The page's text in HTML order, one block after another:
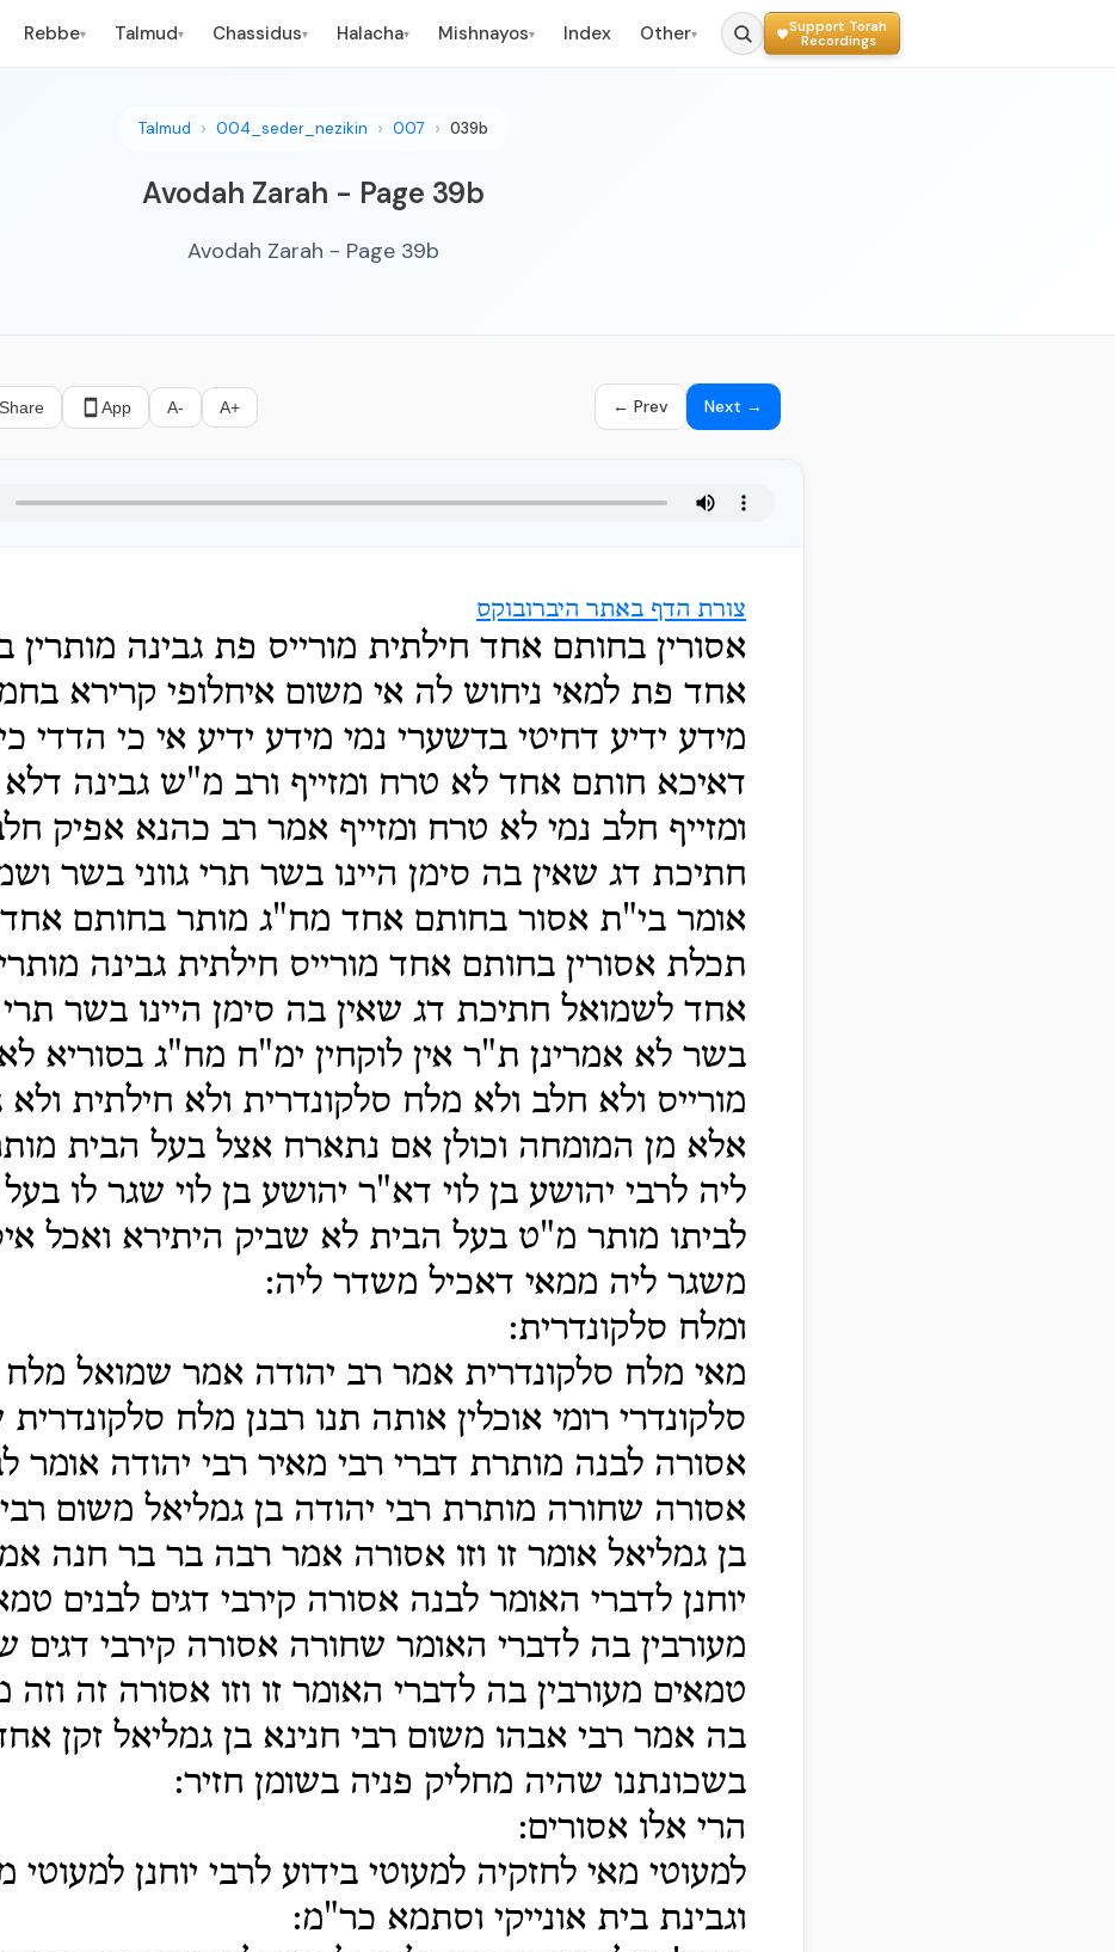
Rebbe▾ Talmud▾ Chassidus▾ Halacha▾ Mishnayos▾ Index Other▾
Support Torah
Recordings
Talmud 004_seder_nezikin 007 039b
Avodah Zarah - Page 39b
Avodah Zarah - Page 39b
Share App A- A+ ← Prev Next →
צורת הדף באתר היברובוקס
אסורין בחותם אחד חילתית מורייס פת גבינה מותרין
אחד פת למאי ניחוש לה אי משום איחלופי קרירא
מידע ידיע דחיטי בדשערי נמי מידע ידיע אי כי הדדי
דאיכא חותם אחד לא טרח ומזייף ורב מ"ש גבינה
ומזייף חלב נמי לא טרח ומזייף אמר רב כהנא אפיק
חתיכת דג שאין בה סימן היינו בשר תרי גווני בשר
אומר בי"ת אסור בחותם אחד מח"ג מותר בחותם אחד
תכלת אסורין בחותם אחד מורייס חילתית גבינה
אחד לשמואל חתיכת דג שאין בה סימן היינו בשר תרי
בשר לא אמרינן ת"ר אין לוקחין ימ"ח מח"ג בסוריא לא
מורייס ולא חלב ולא מלח סלקונדרית ולא חילתית ולא
אלא מן המומחה וכולן אם נתארח אצל בעל הבית
ליה לרבי יהושע בן לוי דא"ר יהושע בן לוי שגר לו
לביתו מותר מ"ט בעל הבית לא שביק היתירא ואכל
משגר ליה ממאי דאכיל משדר ליה:
ומלח סלקונדרית:
מאי מלח סלקונדרית אמר רב יהודה אמר שמואל
סלקונדרי רומי אוכלין אותה תנו רבנן מלח
אסורה לבנה מותרת דברי רבי מאיר רבי יהודה אומר
אסורה שחורה מותרת רבי יהודה בן גמליאל משום רבי
בן גמליאל אומר זו וזו אסורה אמר רבה בר בר חנה
יוחנן לדברי האומר לבנה אסורה קירבי דגים לבנים
מעורבין בה לדברי האומר שחורה אסורה קירבי דגים
טמאים מעורבין בה לדברי האומר זו וזו אסורה זה וזה
בה אמר רבי אבהו משום רבי חנינא בן גמליאל זקן
בשכונתנו שהיה מחליק פניה בשומן חזיר:
הרי אלו אסורים:
למעוטי מאי לחזקיה למעוטי בידוע לרבי יוחנן למעוטי
וגבינת בית אונייקי וסתמא כר"מ: